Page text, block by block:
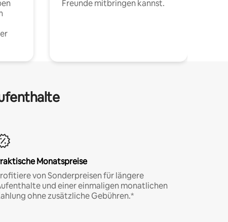
Freunde mitbringen kannst.
Monatspreise
von Sonderpreisen für längere
und einer einmaligen monatlichen
ohne zusätzliche Gebühren.*